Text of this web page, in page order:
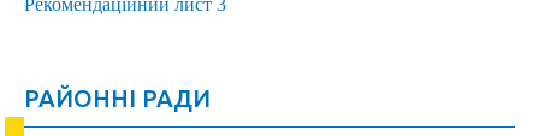
Рекомендаційний лист 3
РАЙОННІ РАДИ